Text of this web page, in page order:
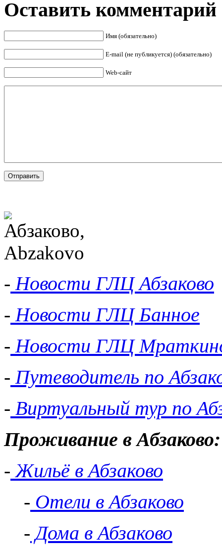
Оставить комментарий
Имя (обязательно)
E-mail (не публикуется) (обязательно)
Web-сайт
- Новости ГЛЦ Абзаково
- Новости ГЛЦ Банное
- Новости ГЛЦ
- Путеводитель по
- Виртуальный тур по
Проживание в Абзаково:
- Жильё в Абзаково
- Отели в Абзаково
- Дома в Абзаково